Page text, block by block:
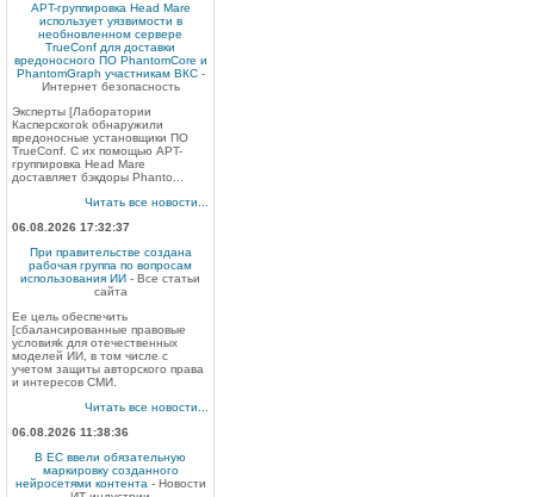
APT-группировка Head Mare
использует уязвимости в
необновленном сервере
TrueConf для доставки
вредоносного ПО PhantomCore и
PhantomGraph участникам ВКС-
Интернет безопасность
Эксперты [Лаборатории
Касперскогоk обнаружили
вредоносные установщики ПО
TrueConf. С их помощью APT-
группировка Head Mare
доставляет бэкдоры Phanto...
Читать все новости...
06.08.2026 17:32:37
При правительстве создана
рабочая группа по вопросам
использования ИИ - Все статьи
сайта
Ее цель обеспечить
[сбалансированные правовые
условияk для отечественных
моделей ИИ, в том числе с
учетом защиты авторского права
и интересов СМИ.
Читать все новости...
06.08.2026 11:38:36
В ЕС ввели обязательную
маркировку созданного
нейросетями контента - Новости